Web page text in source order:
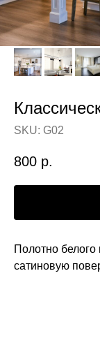
SKU: G02
800 р.
Полотно
сатиновую